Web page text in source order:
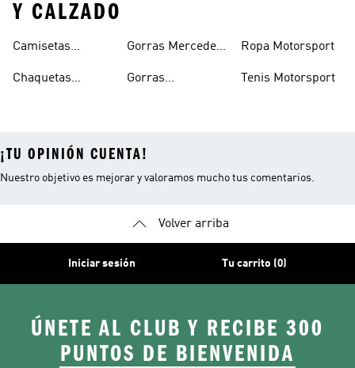
Y CALZADO
Camisetas
petronas F1
Chaquetas
petronas F1
Gorras Mercedes
Gorras
Ropa Motorsport
Tenis Motorsport
¡TU OPINIÓN CUENTA!
Nuestro objetivo es mejorar y valoramos mucho tus comentarios.
Volver arriba
Iniciar sesión Tu carrito (0)
ÚNETE AL CLUB Y RECIBE 300
PUNTOS DE BIENVENIDA